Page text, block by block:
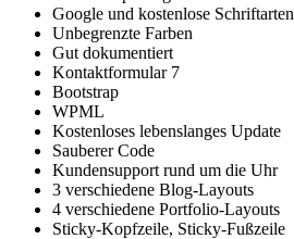
Google und kostenlose Schriftarten
Unbegrenzte Farben
Gut dokumentiert
Kontaktformular 7
Bootstrap
WPML
Kostenloses lebenslanges Update
Sauberer Code
Kundensupport rund um die Uhr
3 verschiedene Blog-Layouts
4 verschiedene Portfolio-Layouts
Sticky-Kopfzeile, Sticky-Fußzeile